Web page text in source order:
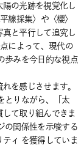
の光跡を視覚化し
線採集〉や〈櫻〉
と平行して追究し
によって、現代の
歩みを今日的な視点
を感じさせます。
とりながら、「太
て取り組んできま
の関係性を示唆する
ィ を獲得していま